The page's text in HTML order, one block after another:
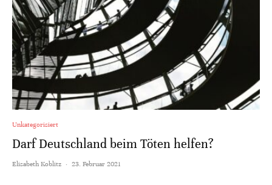
Unkategorisiert
Darf Deutschland beim Töten helfen?
Elisabeth Koblitz · 23. Februar 2021